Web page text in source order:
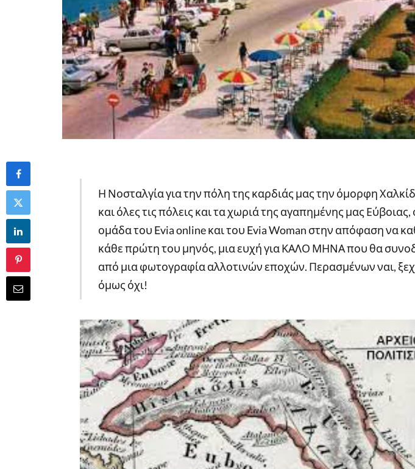
Η Νοσταλγία για την πόλη της καρδιάς μας την όμορφη
και όλες τις πόλεις και τα χωριά της αγαπημένης μας
ομάδα του Evia online και του Evia Woman στην απόφαση να
κάθε πρώτη του μηνός, μια ευχή για ΚΑΛΟ ΜΗΝΑ που θα
από μια φωτογραφία αλλοτινών εποχών. Περασμένων ναι,
όμως όχι!